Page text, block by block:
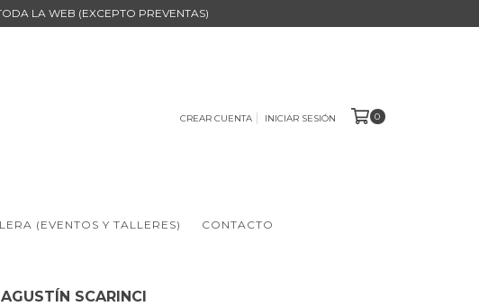
LA WEB (EXCEPTO PREVENTAS)
CREAR CUENTA INICIAR SESIÓN 0
(EVENTOS Y TALLERES) CONTACTO
SCARINCI